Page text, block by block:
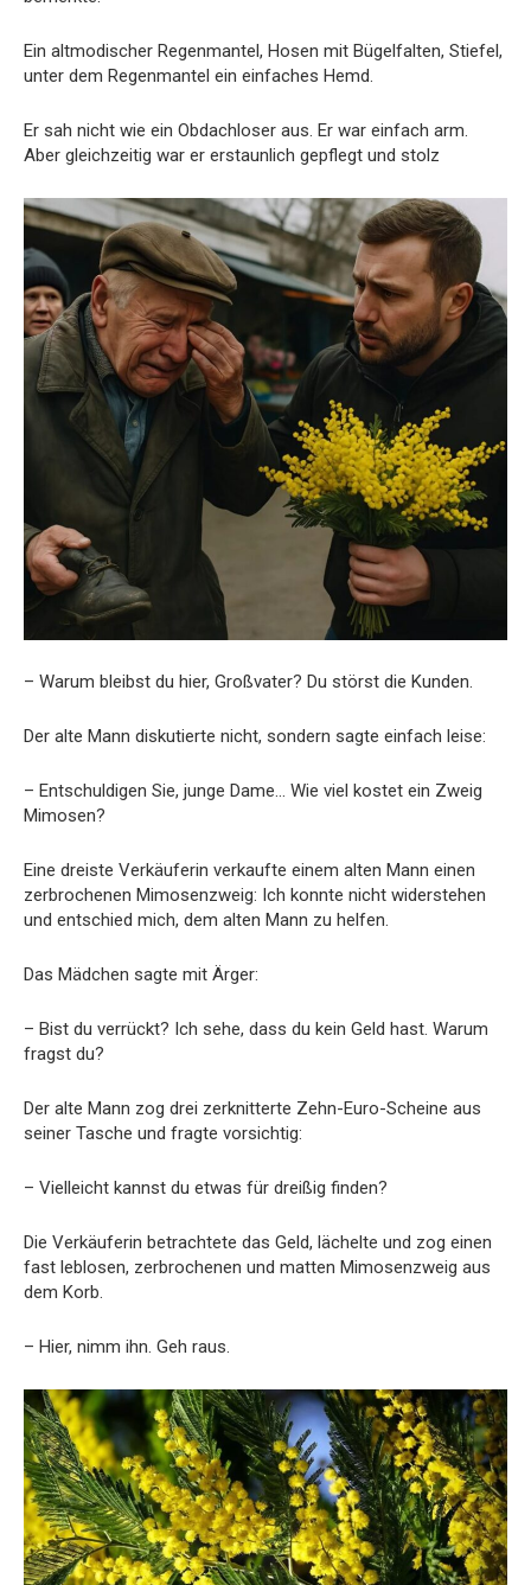
Ein altmodischer Regenmantel, Hosen mit Bügelfalten, Stiefel,
unter dem Regenmantel ein einfaches Hemd.
Er sah nicht wie ein Obdachloser aus. Er war einfach arm.
Aber gleichzeitig war er erstaunlich gepflegt und stolz
– Warum bleibst du hier, Großvater? Du störst die Kunden.
Der alte Mann diskutierte nicht, sondern sagte einfach leise:
– Entschuldigen Sie, junge Dame… Wie viel kostet ein Zweig
Mimosen?
Eine dreiste Verkäuferin verkaufte einem alten Mann einen
zerbrochenen Mimosenzweig: Ich konnte nicht widerstehen
und entschied mich, dem alten Mann zu helfen.
Das Mädchen sagte mit Ärger:
– Bist du verrückt? Ich sehe, dass du kein Geld hast. Warum
fragst du?
Der alte Mann zog drei zerknitterte Zehn-Euro-Scheine aus
seiner Tasche und fragte vorsichtig:
– Vielleicht kannst du etwas für dreißig finden?
Die Verkäuferin betrachtete das Geld, lächelte und zog einen
fast leblosen, zerbrochenen und matten Mimosenzweig aus
dem Korb.
– Hier, nimm ihn. Geh raus.